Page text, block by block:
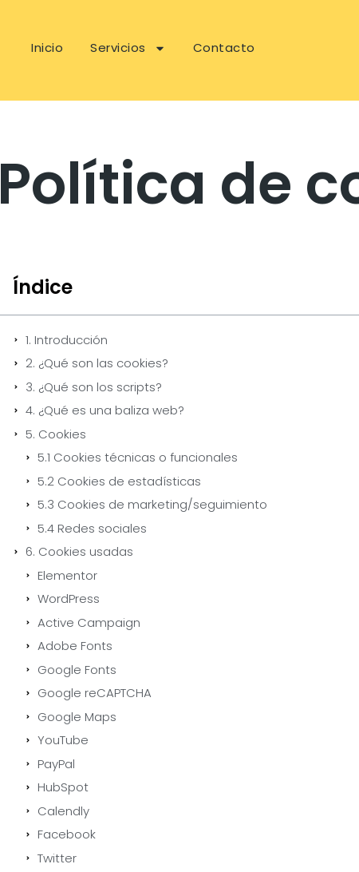
Inicio Servicios Contacto
Política de
Índice
1. Introducción
2. ¿Qué son las cookies?
3. ¿Qué son los scripts?
4. ¿Qué es una baliza web?
5. Cookies
5.1 Cookies técnicas o funcionales
5.2 Cookies de estadísticas
5.3 Cookies de marketing/seguimiento
5.4 Redes sociales
6. Cookies usadas
Elementor
WordPress
Active Campaign
Adobe Fonts
Google Fonts
Google reCAPTCHA
Google Maps
YouTube
PayPal
HubSpot
Calendly
Facebook
Twitter